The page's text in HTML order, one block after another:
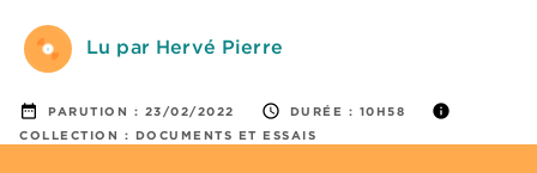
Lu par Hervé Pierre
date_range PARUTION : 23/02/2022 access_time DURÉE : 10H58 info
COLLECTION : DOCUMENTS ET ESSAIS